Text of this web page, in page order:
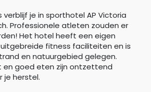
verblijf je in sporthotel AP Victoria
Professionele atleten zouden er
Het hotel heeft een eigen
fitness faciliteiten en is
en natuurgebied gelegen.
en goed eten zijn ontzettend
je herstel.